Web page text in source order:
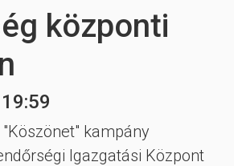
központi
"Köszönet" kampány
Igazgatási Központ